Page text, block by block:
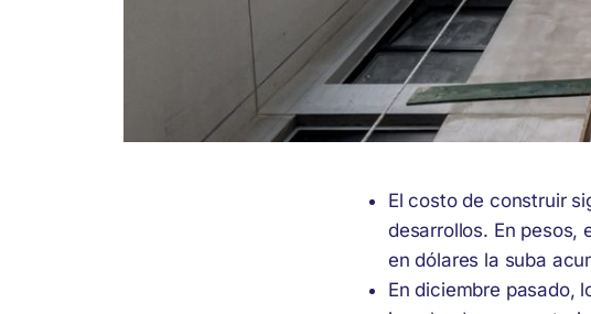
El costo de construir
desarrollos. En pesos,
en dólares la suba
En diciembre pasado,